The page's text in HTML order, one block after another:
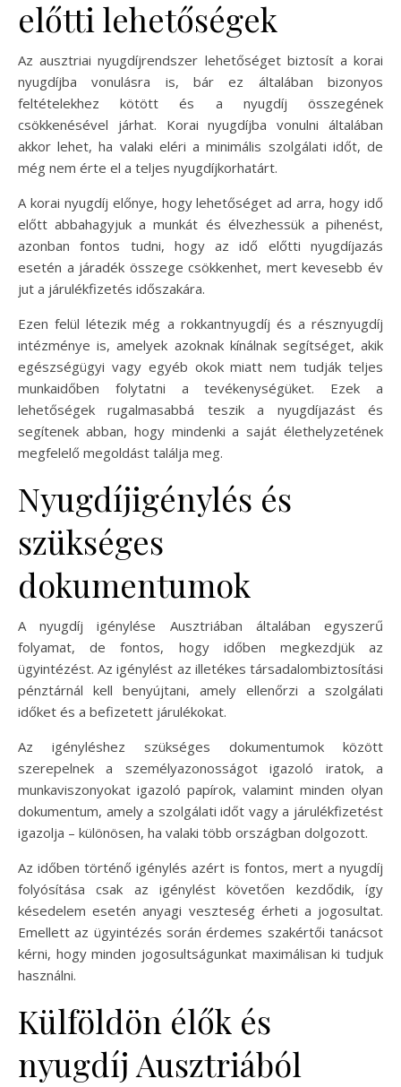
előtti lehetőségek
Az ausztriai nyugdíjrendszer lehetőséget biztosít a korai
nyugdíjba vonulásra is, bár ez általában bizonyos
feltételekhez kötött és a nyugdíj összegének
csökkenésével járhat. Korai nyugdíjba vonulni általában
akkor lehet, ha valaki eléri a minimális szolgálati időt, de
még nem érte el a teljes nyugdíjkorhatárt.
A korai nyugdíj előnye, hogy lehetőséget ad arra, hogy idő
előtt abbahagyjuk a munkát és élvezhessük a pihenést,
azonban fontos tudni, hogy az idő előtti nyugdíjazás
esetén a járadék összege csökkenhet, mert kevesebb év
jut a járulékfizetés időszakára.
Ezen felül létezik még a rokkantnyugdíj és a résznyugdíj
intézménye is, amelyek azoknak kínálnak segítséget, akik
egészségügyi vagy egyéb okok miatt nem tudják teljes
munkaidőben folytatni a tevékenységüket. Ezek a
lehetőségek rugalmasabbá teszik a nyugdíjazást és
segítenek abban, hogy mindenki a saját élethelyzetének
megfelelő megoldást találja meg.
Nyugdíjigénylés és
szükséges
dokumentumok
A nyugdíj igénylése Ausztriában általában egyszerű
folyamat, de fontos, hogy időben megkezdjük az
ügyintézést. Az igénylést az illetékes társadalombiztosítási
pénztárnál kell benyújtani, amely ellenőrzi a szolgálati
időket és a befizetett járulékokat.
Az igényléshez szükséges dokumentumok között
szerepelnek a személyazonosságot igazoló iratok, a
munkaviszonyokat igazoló papírok, valamint minden olyan
dokumentum, amely a szolgálati időt vagy a járulékfizetést
igazolja – különösen, ha valaki több országban dolgozott.
Az időben történő igénylés azért is fontos, mert a nyugdíj
folyósítása csak az igénylést követően kezdődik, így
késedelem esetén anyagi veszteség érheti a jogosultat.
Emellett az ügyintézés során érdemes szakértői tanácsot
kérni, hogy minden jogosultságunkat maximálisan ki tudjuk
használni.
Külföldön élők és
nyugdíj Ausztriából